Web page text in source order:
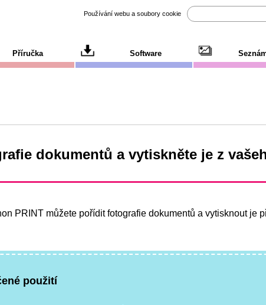
Používání webu a soubory cookie
Příručka Software
dokumentů a vytiskněte je z
PRINT můžete pořídit fotografie dokumentů a vytisknout je
použití